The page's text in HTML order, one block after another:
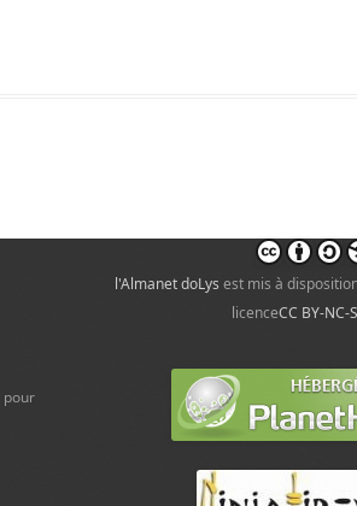
pour
l'Almanet doLys est mis à
licenceCC BY-NC-